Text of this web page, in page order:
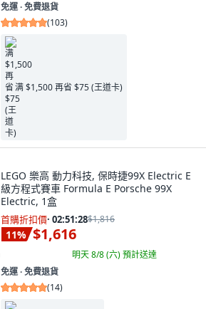
免運 ∙ 免費退貨
(103)
满 $1,500 再省 $75 (王道卡)
LEGO 樂高 動力科技, 保時捷99X Electric E
級方程式賽車 Formula E Porsche 99X
Electric, 1盒
首購折扣價· 02:51:27$1,816
11% $1,616
明天 8/8 (六)預計送達
免運 ∙ 免費退貨
(14)